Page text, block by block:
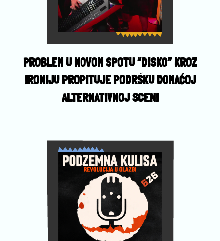
PROBLEM U NOVOM SPOTU “DISKO” KROZ
IRONIJU PROPITUJE PODRŠKU DOMAĆOJ
ALTERNATIVNOJ SCENI